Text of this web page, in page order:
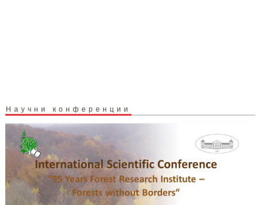
Научни конференции